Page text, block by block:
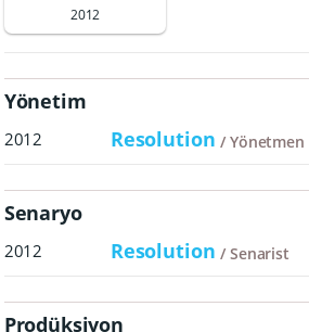
2012
Yönetim
2012 Resolution Yönetmen
Senaryo
2012 Resolution Senarist
Prodüksiyon